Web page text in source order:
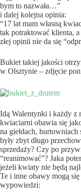
bym to nazwała…”
i dalej kolejna opinia:
“17 lat mam własną
tak potraktować klienta,
złej opinii nie da się
Bukiet takiej jakości
w Olsztynie – zdjęcie
Idą Walentynki i każdy z
kwiaciarni obawia się
na giełdach,
były zbyt długo
sprzedaży? Czy po
“reanimować”? Jaka
jeżeli kwiaty nie będą
Te i inne obawy mogą
wypowiedzi: